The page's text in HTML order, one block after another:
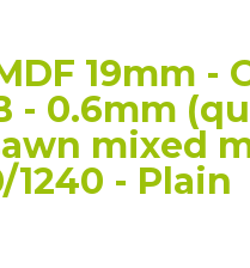
19mm -
- 0.6mm
mixed
1240 - Plain